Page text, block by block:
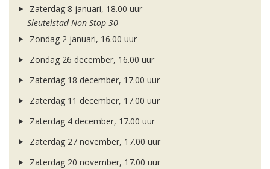
Zaterdag 8 januari, 18.00 uur
Sleutelstad Non-Stop 30
Zondag 2 januari, 16.00 uur
Zondag 26 december, 16.00 uur
Zaterdag 18 december, 17.00 uur
Zaterdag 11 december, 17.00 uur
Zaterdag 4 december, 17.00 uur
Zaterdag 27 november, 17.00 uur
Zaterdag 20 november, 17.00 uur